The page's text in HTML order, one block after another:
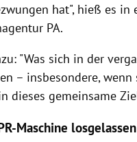
hat", hieß es
PA.
"Was sich in der
– insbesondere,
dieses gemeinsame
Maschine losgelassen